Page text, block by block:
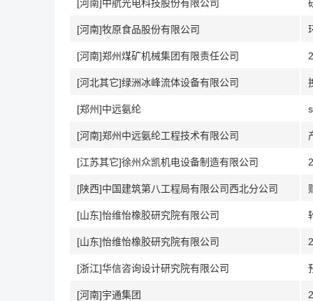
[河南]中航光电科技股份有限公司
[河南]牧原食品股份有限公司
[河南]郑州煤矿机械集团有限责任公司
[河北其它]绿洲冰峰流体设备有限公司
[郑州]中远氨纶
[河南]郑州中远氨纶工程技术有限公司
[江苏其它]徐州众凯机电设备制造有限公司
[陕西]中国建筑第八工程局有限公司西北分公司
[山东]怡维怡橡胶研究院有限公司
[山东]怡维怡橡胶研究院有限公司
[浙江]华信咨询设计研究院有限公司
[河南]宇通集团